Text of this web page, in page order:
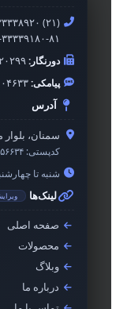
۰۲۳-
۰۲۳-
دورنگار:۰۲۳-
پیامکی:
آدرس
سمنان،
کدپستی:
شنبه تا چهارشنبه ۸ –
لینک‌ها
صفحه اصلی
محصولات
وبلاگ
درباره ما